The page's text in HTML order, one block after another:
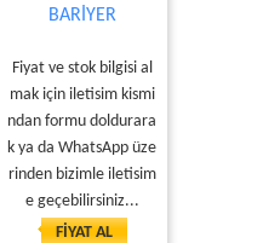
BARİYER
Fiyat ve stok bilgisi al
mak için iletisim kismi
ndan formu doldurara
k ya da WhatsApp üze
rinden bizimle iletisim
e geçebilirsiniz...
FİYAT AL